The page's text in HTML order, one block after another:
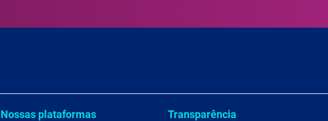
Nossas plataformas Transparência